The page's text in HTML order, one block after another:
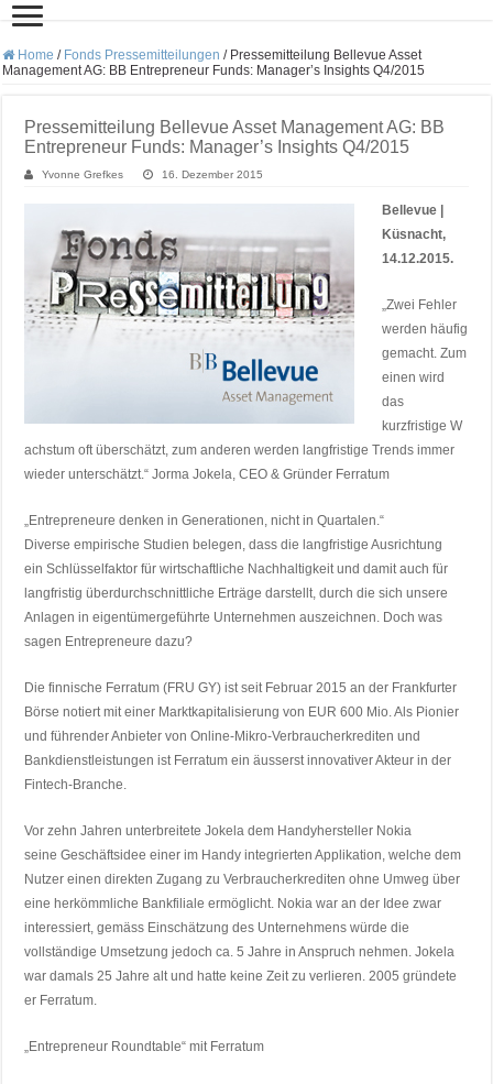
Home / Fonds Pressemitteilungen / Pressemitteilung Bellevue Asset
Management AG: BB Entrepreneur Funds: Manager’s Insights Q4/2015
Pressemitteilung Bellevue Asset Management AG: BB
Entrepreneur Funds: Manager’s Insights Q4/2015
Yvonne Grefkes 16. Dezember 2015
Bellevue |
Küsnacht,
14.12.2015.
„Zwei Fehler
werden häufig
gemacht. Zum
einen wird
das
kurzfristige W
achstum oft überschätzt, zum anderen werden langfristige Trends immer
wieder unterschätzt.“ Jorma Jokela, CEO & Gründer Ferratum
„Entrepreneure denken in Generationen, nicht in Quartalen.“
Diverse empirische Studien belegen, dass die langfristige Ausrichtung
ein Schlüsselfaktor für wirtschaftliche Nachhaltigkeit und damit auch für
langfristig überdurchschnittliche Erträge darstellt, durch die sich unsere
Anlagen in eigentümergeführte Unternehmen auszeichnen. Doch was
sagen Entrepreneure dazu?
Die finnische Ferratum (FRU GY) ist seit Februar 2015 an der Frankfurter
Börse notiert mit einer Marktkapitalisierung von EUR 600 Mio. Als Pionier
und führender Anbieter von Online-Mikro-Verbraucherkrediten und
Bankdienstleistungen ist Ferratum ein äusserst innovativer Akteur in der
Fintech-Branche.
Vor zehn Jahren unterbreitete Jokela dem Handyhersteller Nokia
seine Geschäftsidee einer im Handy integrierten Applikation, welche dem
Nutzer einen direkten Zugang zu Verbraucherkrediten ohne Umweg über
eine herkömmliche Bankfiliale ermöglicht. Nokia war an der Idee zwar
interessiert, gemäss Einschätzung des Unternehmens würde die
vollständige Umsetzung jedoch ca. 5 Jahre in Anspruch nehmen. Jokela
war damals 25 Jahre alt und hatte keine Zeit zu verlieren. 2005 gründete
er Ferratum.
„Entrepreneur Roundtable“ mit Ferratum